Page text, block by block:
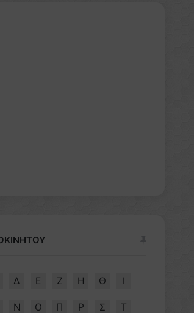
Δ Ε Ζ Η Θ Ι
Ν Ο Π Ρ Σ Τ